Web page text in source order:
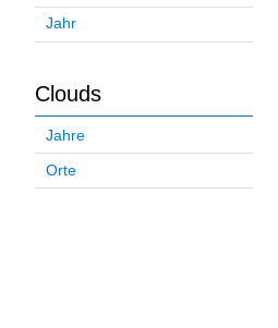
Jahr
Clouds
Jahre
Orte